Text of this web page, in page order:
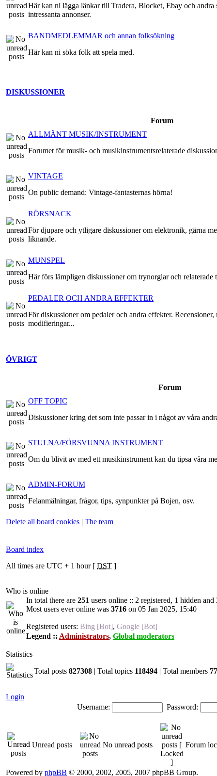
Här kan ni lägga länkar till Tradera, Blocket, Ebay och andra
intressanta annonser.
BANDMEDLEMMAR och annan folksökning
Här kan ni söka folk att spela med.
DISKUSSIONER
Forum
ALLMÄNT MUSIK/INSTRUMENT
Forumet för musik- och musikinstrumentsrelaterade
VINTAGE
On public demand: Vintage-fantasternas hörna!
RÖRSNACK
För djupare och ytligare diskussioner om elektronik, gärna
liknande.
MUNSPEL
Här förs lämpligen diskussioner om trynorglar och relaterade
PEDALER OCH ANDRA EFFEKTER
För diskussioner om pedaler och andra effekter. Recensioner,
modifieringar...
ÖVRIGT
Forum
OFF TOPIC
Diskussioner kring det som inte passar in i något av våra
STULNA/FÖRSVUNNA INSTRUMENT
Om du blivit av med ett musikinstrument kan du tipsa våra
ADMIN-FORUM
Felanmälningar, frågor, tips, synpunkter på Bojen, osv.
Delete all board cookies | The team
Board index
All times are UTC + 1 hour [ DST ]
Who is online
In total there are 251 users online :: 2 registered, 1 hidden
Most users ever online was 3716 on 05 Jan 2025, 15:40
Registered users: Bing [Bot], Google [Bot]
Legend :: Administrators, Global moderators
Statistics
Total posts 827308 | Total topics 118494 | Total members
Login
Username:
Password:
Unread posts No unread posts Forum
Powered by phpBB © 2000, 2002, 2005, 2007 phpBB Group.